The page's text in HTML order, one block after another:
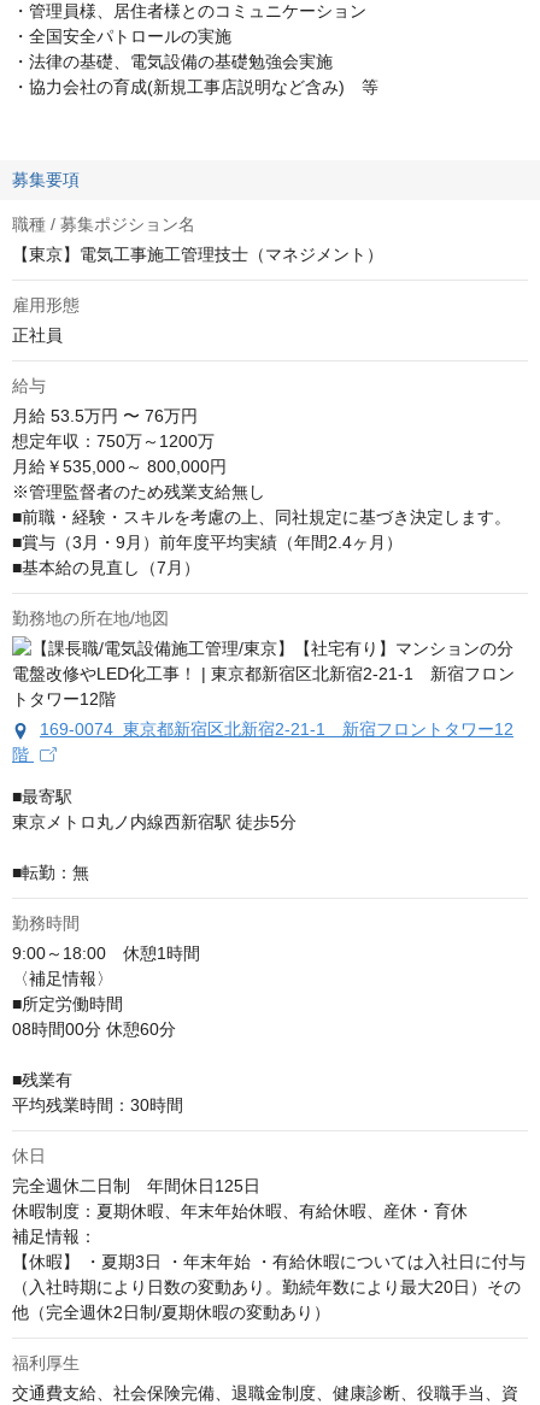
・管理員様、居住者様とのコミュニケーション
・全国安全パトロールの実施
・法律の基礎、電気設備の基礎勉強会実施
・協力会社の育成(新規工事店説明など含み) 等
募集要項
職種 / 募集ポジション名
【東京】電気工事施工管理技士（マネジメント）
雇用形態
正社員
給与
月給 53.5万円 〜 76万円
想定年収：750万～1200万
月給￥535,000～ 800,000円
※管理監督者のため残業支給無し
■前職・経験・スキルを考慮の上、同社規定に基づき決定します。
■賞与（3月・9月）前年度平均実績（年間2.4ヶ月）
■基本給の見直し（7月）
勤務地の所在地/地図
169-0074 東京都新宿区北新宿2-21-1 新宿フロントタワー12
階
■最寄駅
東京メトロ丸ノ内線西新宿駅 徒歩5分
■転勤：無
勤務時間
9:00～18:00　休憩1時間
〈補足情報〉
■所定労働時間
08時間00分 休憩60分
■残業有
平均残業時間：30時間
休日
完全週休二日制　年間休日125日
休暇制度：夏期休暇、年末年始休暇、有給休暇、産休・育休
補足情報：
【休暇】 ・夏期3日 ・年末年始 ・有給休暇については入社日に付与
（入社時期により日数の変動あり。勤続年数により最大20日）その
他（完全週休2日制/夏期休暇の変動あり）
福利厚生
交通費支給、社会保険完備、退職金制度、健康診断、役職手当、資